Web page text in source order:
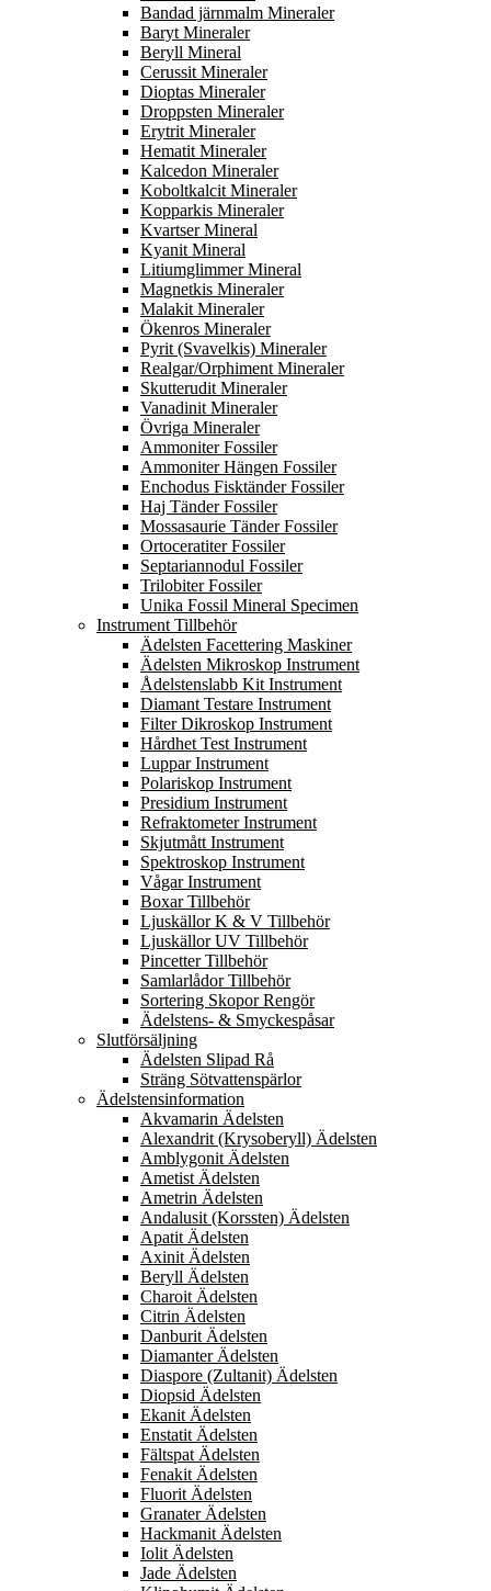
Bandad järnmalm Mineraler
Baryt Mineraler
Beryll Mineral
Cerussit Mineraler
Dioptas Mineraler
Droppsten Mineraler
Erytrit Mineraler
Hematit Mineraler
Kalcedon Mineraler
Koboltkalcit Mineraler
Kopparkis Mineraler
Kvartser Mineral
Kyanit Mineral
Litiumglimmer Mineral
Magnetkis Mineraler
Malakit Mineraler
Ökenros Mineraler
Pyrit (Svavelkis) Mineraler
Realgar/Orphiment Mineraler
Skutterudit Mineraler
Vanadinit Mineraler
Övriga Mineraler
Ammoniter Fossiler
Ammoniter Hängen Fossiler
Enchodus Fisktänder Fossiler
Haj Tänder Fossiler
Mossasaurie Tänder Fossiler
Ortoceratiter Fossiler
Septariannodul Fossiler
Trilobiter Fossiler
Unika Fossil Mineral Specimen
Instrument Tillbehör
Ädelsten Facettering Maskiner
Ädelsten Mikroskop Instrument
Ådelstenslabb Kit Instrument
Diamant Testare Instrument
Filter Dikroskop Instrument
Hårdhet Test Instrument
Luppar Instrument
Polariskop Instrument
Presidium Instrument
Refraktometer Instrument
Skjutmått Instrument
Spektroskop Instrument
Vågar Instrument
Boxar Tillbehör
Ljuskällor K & V Tillbehör
Ljuskällor UV Tillbehör
Pincetter Tillbehör
Samlarlådor Tillbehör
Sortering Skopor Rengör
Ädelstens- & Smyckespåsar
Slutförsäljning
Ädelsten Slipad Rå
Sträng Sötvattenspärlor
Ädelstensinformation
Akvamarin Ädelsten
Alexandrit (Krysoberyll) Ädelsten
Amblygonit Ädelsten
Ametist Ädelsten
Ametrin Ädelsten
Andalusit (Korssten) Ädelsten
Apatit Ädelsten
Axinit Ädelsten
Beryll Ädelsten
Charoit Ädelsten
Citrin Ädelsten
Danburit Ädelsten
Diamanter Ädelsten
Diaspore (Zultanit) Ädelsten
Diopsid Ädelsten
Ekanit Ädelsten
Enstatit Ädelsten
Fältspat Ädelsten
Fenakit Ädelsten
Fluorit Ädelsten
Granater Ädelsten
Hackmanit Ädelsten
Iolit Ädelsten
Jade Ädelsten